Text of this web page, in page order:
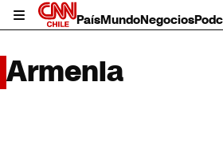
PaísMundoNegocios
Armenia